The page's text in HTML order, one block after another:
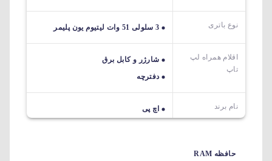
نوع باتری 3 سلولی 51 وات لیتیوم یون پلیمر
اقلام همراه لپ
تاپ
شارژر و کابل برق
دفترچه
نام برند اچ پی
حافظه RAM